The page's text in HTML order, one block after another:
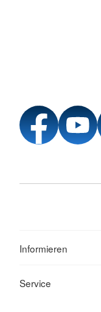
Informieren
Service